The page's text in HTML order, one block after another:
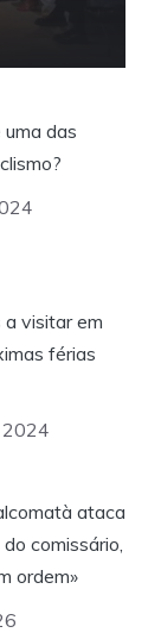
uma das
a visitar em
férias
2024
ataca
comissário,
ordem»